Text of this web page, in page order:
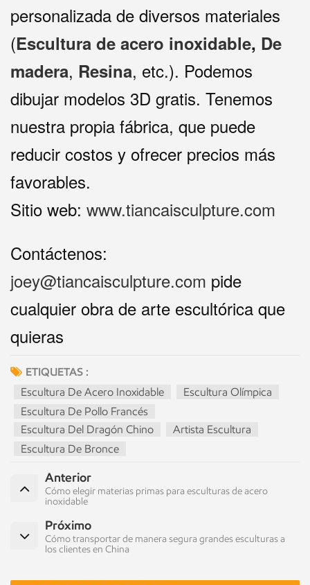
personalizada de diversos materiales
(Escultura de acero inoxidable, De
madera, Resina, etc.). Podemos
dibujar modelos 3D gratis. Tenemos
nuestra propia fábrica, que puede
reducir costos y ofrecer precios más
favorables.
Sitio web: www.tiancaisculpture.com
Contáctenos:
joey@tiancaisculpture.com pide
cualquier obra de arte escultórica que
quieras
ETIQUETAS :
Escultura De Acero Inoxidable
Escultura Olímpica
Escultura De Pollo Francés
Escultura Del Dragón Chino
Artista Escultura
Escultura De Bronce
Anterior
Cómo elegir materias primas para esculturas de acero
inoxidable
Próximo
Cómo transportar de manera segura grandes esculturas a
los clientes en China